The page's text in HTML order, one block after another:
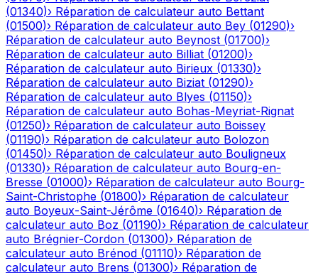
(01340)› Réparation de calculateur auto Bettant
(01500)› Réparation de calculateur auto Bey (01290)›
Réparation de calculateur auto Beynost (01700)›
Réparation de calculateur auto Billiat (01200)›
Réparation de calculateur auto Birieux (01330)›
Réparation de calculateur auto Biziat (01290)›
Réparation de calculateur auto Blyes (01150)›
Réparation de calculateur auto Bohas-Meyriat-Rignat
(01250)› Réparation de calculateur auto Boissey
(01190)› Réparation de calculateur auto Bolozon
(01450)› Réparation de calculateur auto Bouligneux
(01330)› Réparation de calculateur auto Bourg-en-
Bresse (01000)› Réparation de calculateur auto Bourg-
Saint-Christophe (01800)› Réparation de calculateur
auto Boyeux-Saint-Jérôme (01640)› Réparation de
calculateur auto Boz (01190)› Réparation de calculateur
auto Brégnier-Cordon (01300)› Réparation de
calculateur auto Brénod (01110)› Réparation de
calculateur auto Brens (01300)› Réparation de